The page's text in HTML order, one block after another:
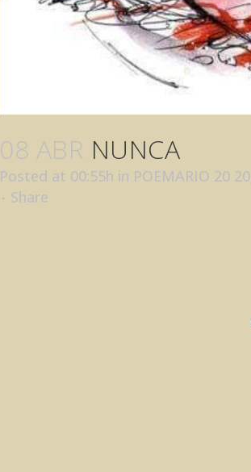
08 ABR NUNCA
Posted at 00:55h in POEMARIO 20 20
Share